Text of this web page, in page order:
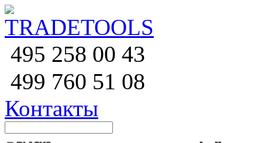
495 258 00 43
499 760 51 08
Контакты